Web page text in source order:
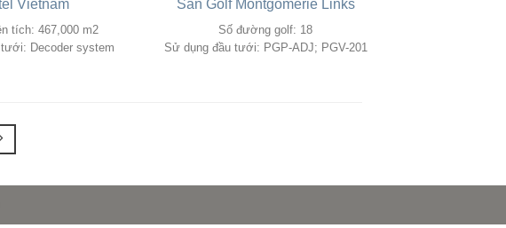
Vietnam
tích: 467,000 m2
Decoder system
Sân Golf Montgomerie Links
Số đường golf: 18
Sử dụng đầu tưới: PGP-ADJ; PGV-201